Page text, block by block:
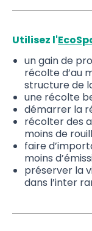
Utilisez l'
un gain de
récolte d’au
structure de
une récolte
démarrer la
récolter des
moins de
faire
moins
préserver la
dans l’inter